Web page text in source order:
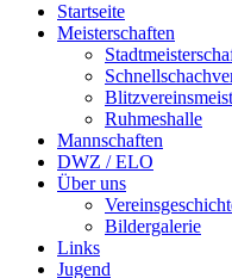
Startseite
Meisterschaften
Ruhmeshalle
Mannschaften
DWZ / ELO
Über uns
Bildergalerie
Links
Jugend